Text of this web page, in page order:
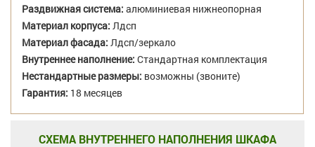
Раздвижная система: алюминиевая нижнеопорная
Материал корпуса: Лдсп
Материал фасада: Лдсп/зеркало
Внутреннее наполнение: Стандартная комплектация
Нестандартные размеры: возможны (звоните)
Гарантия: 18 месяцев
СХЕМА ВНУТРЕННЕГО НАПОЛНЕНИЯ ШКАФА